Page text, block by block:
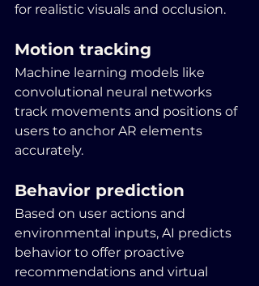
for realistic visuals and occlusion.
Motion tracking
Machine learning models like
convolutional neural networks
track movements and positions of
users to anchor AR elements
accurately.
Behavior prediction
Based on user actions and
environmental inputs, AI predicts
behavior to offer proactive
recommendations and virtual